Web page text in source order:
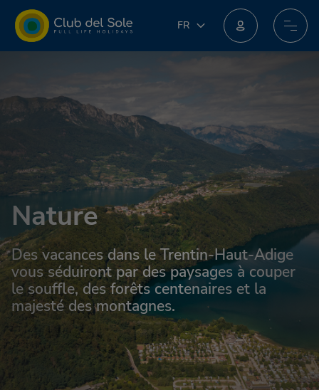
FR
NL
Nature
Des vacances dans le Trentin-Haut-Adige
vous séduiront par des paysages à couper
le souffle, des forêts centenaires et la
majesté des montagnes.